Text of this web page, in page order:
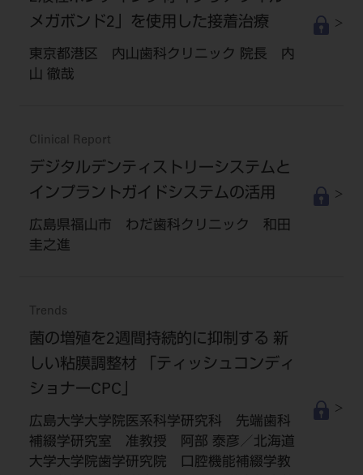
メガボンド2」を使用した接着治療
東京都港区 内山歯科クリニック 院長 内
山 徹哉
Clinical Report
デジタルデンティストリーシステムと
インプラントガイドシステムの活用
広島県福山市 わだ歯科クリニック 和田
圭之進
Trends
菌の増殖を2週間持続的に抑制する 新
しい粘膜調整材 「ティッシュコンディ
ショナーCPC」
広島大学大学院医系科学研究科 先端歯科
補綴学研究室 准教授 阿部 泰彦／北海道
大学大学院歯学研究院 口腔機能補綴学教